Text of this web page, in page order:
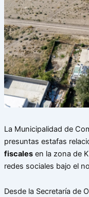
La Municipalidad de
presuntas estafas
fiscalesen la zona de
redes sociales bajo el
Desde la Secretaría de